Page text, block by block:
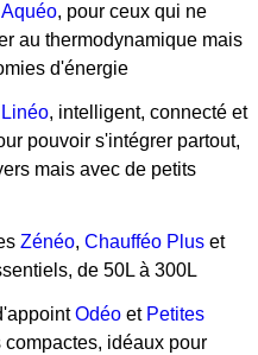
Aquéo, pour ceux qui ne
au thermodynamique mais
d'énergie
Linéo, intelligent, connecté et
pouvoir s'intégrer partout,
mais avec de petits
Zénéo, Chaufféo Plus et
de 50L à 300L
Odéo et Petites
compactes, idéaux pour